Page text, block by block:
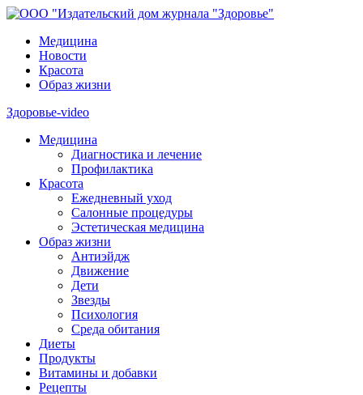
Медицина
Новости
Красота
Образ жизни
Здоровье-video
Медицина
Диагностика и лечение
Профилактика
Красота
Ежедневный уход
Салонные процедуры
Эстетическая медицина
Образ жизни
Антиэйдж
Движение
Дети
Звезды
Психология
Среда обитания
Диеты
Продукты
Витамины и добавки
Рецепты